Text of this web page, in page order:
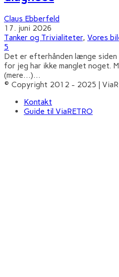
Claus Ebberfeld
17. juni 2026
Tanker og Trivialiteter, Vores
5
Det er efterhånden længe
for jeg har ikke manglet noget.
(mere…)...
© Copyright 2012 - 2025 |
Kontakt
Guide til ViaRETRO